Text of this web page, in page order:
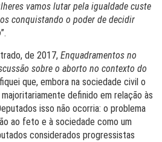
vamos lutar pela igualdade custe
conquistando o poder de decidir
”.
de 2017, Enquadramentos no
sobre o aborto no contexto do
que, embora na sociedade civil o
definido em relação às
isso não ocorria: o problema
ao feto e à sociedade como um
considerados progressistas